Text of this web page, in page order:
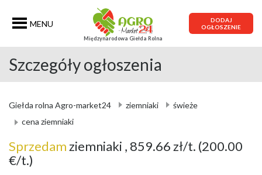
MENU
Międzynarodowa Giełda Rolna
DODAJ
OGŁOSZENIE
Szczegóły ogłoszenia
Giełda rolna Agro-market24 ziemniaki
świeże
cena ziemniaki
Sprzedam ziemniaki , 859.66 zł/t. (200.00
€/t.)